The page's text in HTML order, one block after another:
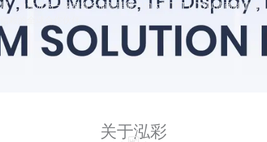
展，力求成为一家拥有全面管理能力的大型TFT LCD制造商和值得
关于泓彩